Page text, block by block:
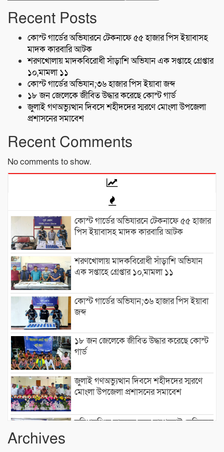
Recent Posts
কোস্ট গার্ডের অভিযারনে টেকনাফে ৫৫ হাজার পিস ইয়াবাসহ
মাদক কারবারি আটক
শরণখোলায় মাদকবিরোধী সাঁড়াশি অভিযান এক সপ্তাহে গ্রেপ্তার
১০,মামলা ১১
কোস্ট গার্ডের অভিযান;৩৬ হাজার পিস ইয়াবা জব্দ
১৮ জন জেলেকে জীবিত উদ্ধার করেছে কোস্ট গার্ড
জুলাই গণঅভ্যুত্থান দিবসে শহীদদের স্মরণে মোংলা উপজেলা
প্রশাসনের সমাবেশ
Recent Comments
No comments to show.
কোস্ট গার্ডের অভিযারনে টেকনাফে ৫৫ হাজার
পিস ইয়াবাসহ মাদক কারবারি আটক
শরণখোলায় মাদকবিরোধী সাঁড়াশি অভিযান
এক সপ্তাহে গ্রেপ্তার ১০,মামলা ১১
কোস্ট গার্ডের অভিযান;৩৬ হাজার পিস ইয়াবা
জব্দ
১৮ জন জেলেকে জীবিত উদ্ধার করেছে কোস্ট
গার্ড
জুলাই গণঅভ্যুত্থান দিবসে শহীদদের স্মরণে
মোংলা উপজেলা প্রশাসনের সমাবেশ
সুবিধাবঞ্চিত মানুষের জন্য বাগেরহাট মেডিকেল
Archives